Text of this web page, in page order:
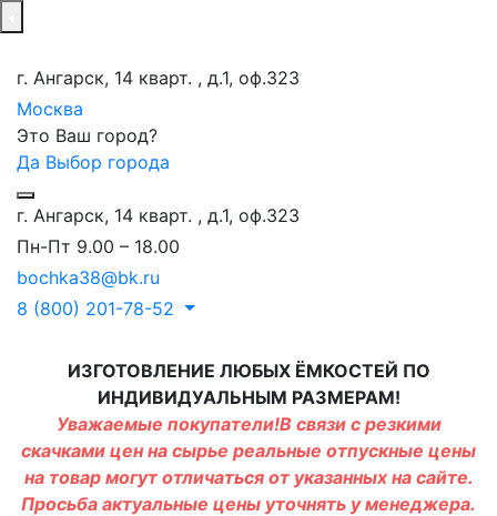
г. Ангарск, 14 кварт. , д.1, оф.323
Москва
Это Ваш город?
Да Выбор города
г. Ангарск, 14 кварт. , д.1, оф.323
Пн-Пт 9.00 – 18.00
bochka38@bk.ru
8 (800) 201-78-52
ИЗГОТОВЛЕНИЕ ЛЮБЫХ ЁМКОСТЕЙ ПО
ИНДИВИДУАЛЬНЫМ РАЗМЕРАМ!
Уважаемые покупатели!В связи с резкими
скачками цен на сырье реальные отпускные цены
на товар могут отличаться от указанных на сайте.
Просьба актуальные цены уточнять у менеджера.